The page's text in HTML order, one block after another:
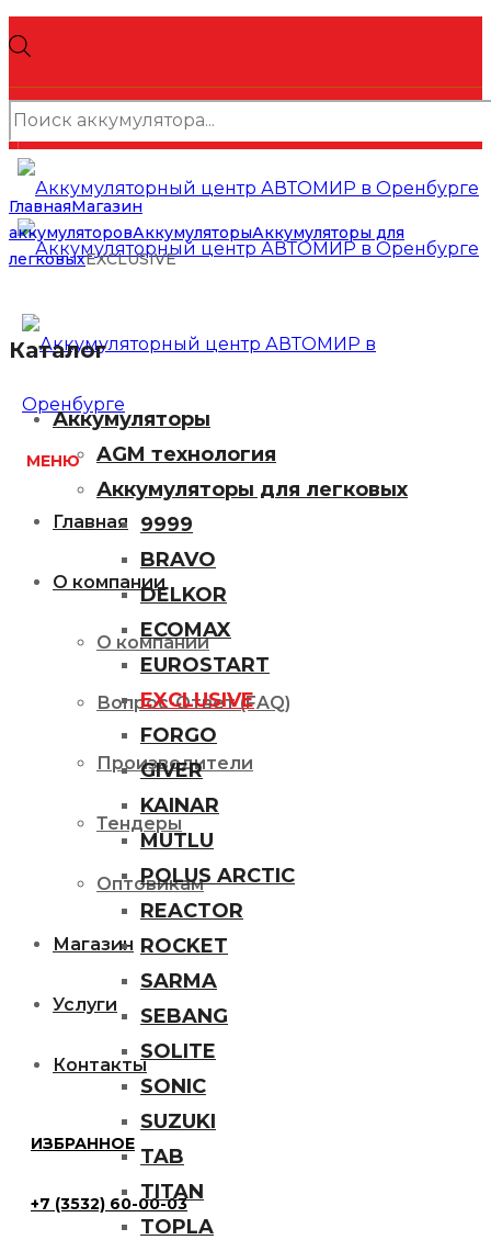
Поиск
товаров
МЕНЮ
Главная
О компании
О компании
Вопрос-Ответ (FAQ)
Производители
Тендеры
Оптовикам
Магазин
Услуги
Контакты
ИЗБРАННОЕ
+7 (3532) 60-00-03
ГлавнаяМагазин
аккумуляторовАккумуляторыАккумуляторы для
легковыхEXCLUSIVE
Каталог
Аккумуляторы
AGM технология
Аккумуляторы для легковых
9999
BRAVO
DELKOR
ECOMAX
EUROSTART
EXCLUSIVE
FORGO
GIVER
KAINAR
MUTLU
POLUS ARCTIC
REACTOR
ROCKET
SARMA
SEBANG
SOLITE
SONIC
SUZUKI
TAB
TITAN
TOPLA